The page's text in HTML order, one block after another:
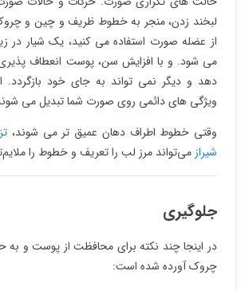
لبخند زدن، منجر به خطوط ظریف و چین و
از عضله صورت استفاده می کنید، یک شیار در
می شود. و با افزایش سن، پوست انعطاف
دهد و دیگر نمی تواند به جای خود
ویژگی های دائمی روی صورت شما تبدیل می
وقتی خطوط اطراف دهان عمیق‌ تر می‌ شوند،
شیراز می‌تواند مرز لب را تعریف و خطوط را
جلوگیری
در اینجا چند نکته برای محافظت از پوست و
چروک آورده شده است: